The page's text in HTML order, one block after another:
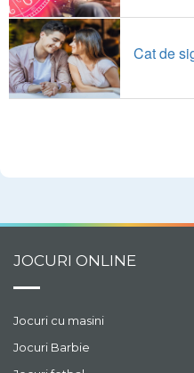
Cat de
JOCURI ONLINE
Jocuri cu masini
Jocuri Barbie